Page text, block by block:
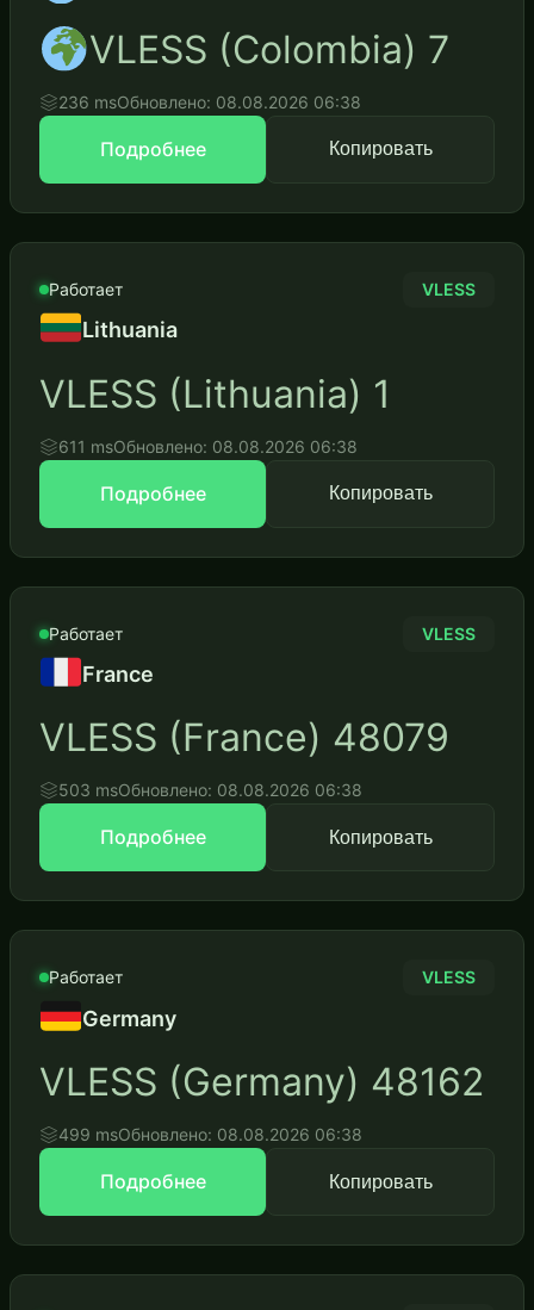
VLESS (Colombia) 7
236 msОбновлено: 08.08.2026 06:38
Подробнее Копировать
Работает VLESS
Lithuania
VLESS (Lithuania) 1
611 msОбновлено: 08.08.2026 06:38
Подробнее Копировать
Работает VLESS
France
VLESS (France) 48079
503 msОбновлено: 08.08.2026 06:38
Подробнее Копировать
Работает VLESS
Germany
VLESS (Germany) 48162
499 msОбновлено: 08.08.2026 06:38
Подробнее Копировать